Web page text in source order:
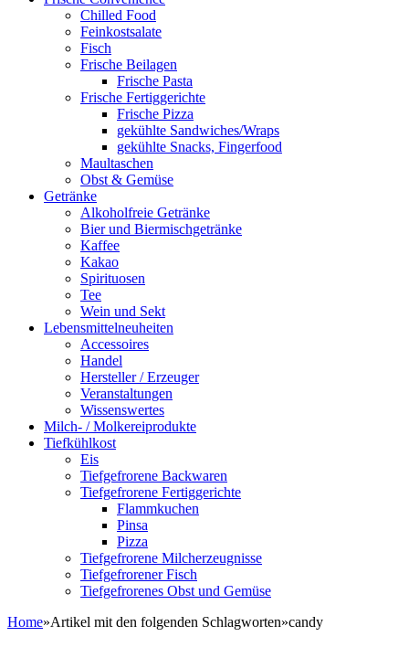
Chilled Food
Feinkostsalate
Fisch
Frische Beilagen
Frische Pasta
Frische Fertiggerichte
Frische Pizza
gekühlte Sandwiches/Wraps
gekühlte Snacks, Fingerfood
Maultaschen
Obst & Gemüse
Getränke
Alkoholfreie Getränke
Bier und Biermischgetränke
Kaffee
Kakao
Spirituosen
Tee
Wein und Sekt
Lebensmittelneuheiten
Accessoires
Handel
Hersteller / Erzeuger
Veranstaltungen
Wissenswertes
Milch- / Molkereiprodukte
Tiefkühlkost
Eis
Tiefgefrorene Backwaren
Tiefgefrorene Fertiggerichte
Flammkuchen
Pinsa
Pizza
Tiefgefrorene Milcherzeugnisse
Tiefgefrorener Fisch
Tiefgefrorenes Obst und Gemüse
Home»Artikel mit den folgenden Schlagworten»candy